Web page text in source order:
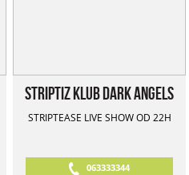
Striptiz klub Dark Angels
STRIPTEASE LIVE SHOW OD 22H
063333344